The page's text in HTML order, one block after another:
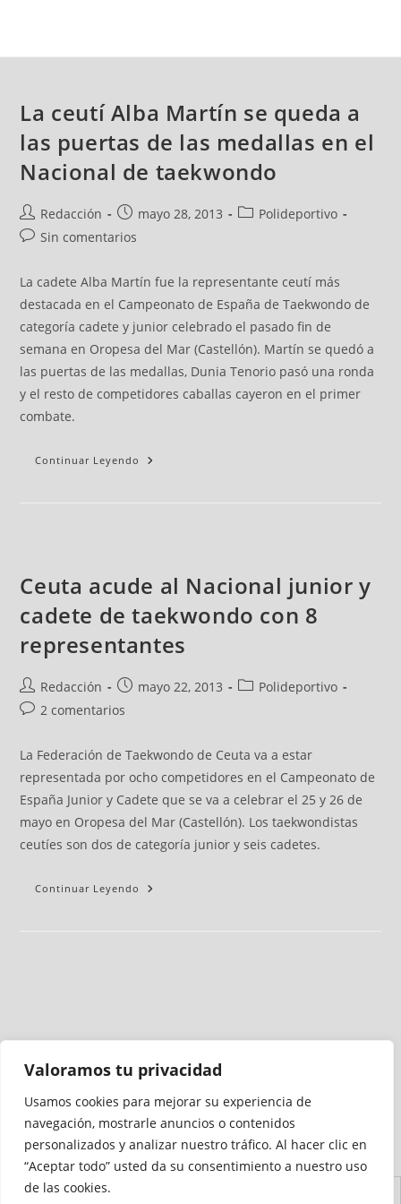
Valoramos tu privacidad
Usamos cookies para mejorar su experiencia de
navegación, mostrarle anuncios o contenidos
personalizados y analizar nuestro tráfico. Al hacer clic en
“Aceptar todo” usted da su consentimiento a nuestro uso
de las cookies.
La ceutí Alba Martín se queda a
las puertas de las medallas en el
Nacional de taekwondo
Redacción mayo 28, 2013
Polideportivo
Sin comentarios
La cadete Alba Martín fue la representante ceutí más
destacada en el Campeonato de España de Taekwondo de
categoría cadete y junior celebrado el pasado fin de
semana en Oropesa del Mar (Castellón). Martín se quedó a
las puertas de las medallas, Dunia Tenorio pasó una ronda
y el resto de competidores caballas cayeron en el primer
combate.
Continuar Leyendo
Ceuta acude al Nacional junior y
cadete de taekwondo con 8
representantes
Redacción mayo 22, 2013
Polideportivo
2 comentarios
La Federación de Taekwondo de Ceuta va a estar
representada por ocho competidores en el Campeonato de
España Junior y Cadete que se va a celebrar el 25 y 26 de
mayo en Oropesa del Mar (Castellón). Los taekwondistas
ceutíes son dos de categoría junior y seis cadetes.
Continuar Leyendo
Medio auditado por